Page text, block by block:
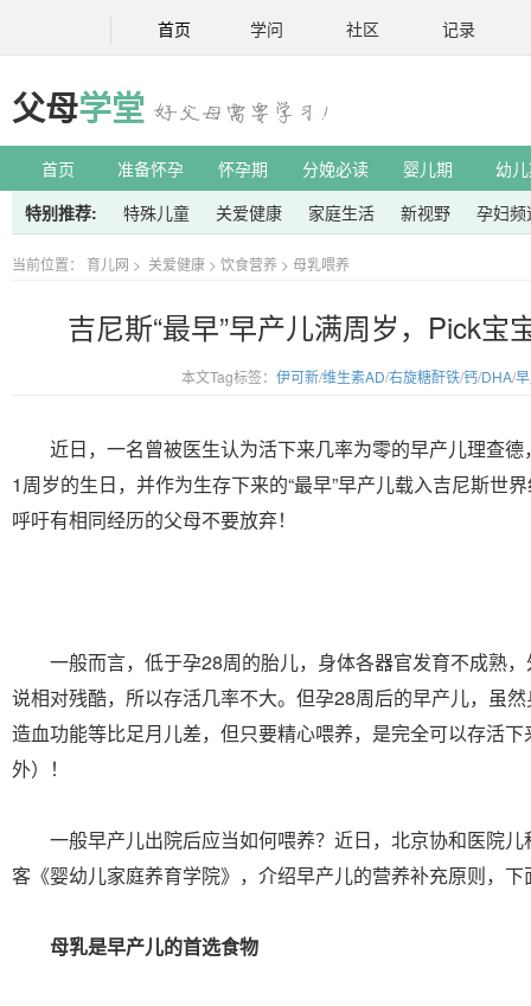
首页 学问 社区 记录
父母学堂
首页 准备怀孕 怀孕期 分娩必读 婴儿期
幼
特别推荐:
特殊儿童 关爱健康 家庭生活 新视野 孕妇频
当前位置： 育儿网 > 关爱健康 > 饮食营养 > 母乳喂养
吉尼斯“最早”早产儿满周岁，Pick宝
本文Tag标签： 伊可新/维生素AD/右旋糖酐铁/钙/DHA/
近日，一名曾被医生认为活下来几率为零的早产儿理查德
1周岁的生日，并作为生存下来的“最早”早产儿载入吉尼斯世
呼吁有相同经历的父母不要放弃！
一般而言，低于孕28周的胎儿，身体各器官发育不成熟，
说相对残酷，所以存活几率不大。但孕28周后的早产儿，虽
造血功能等比足月儿差，但只要精心喂养，是完全可以存活
外）！
一般早产儿出院后应当如何喂养？近日，北京协和医院儿
客《婴幼儿家庭养育学院》，介绍早产儿的营养补充原则，
母乳是早产儿的首选食物